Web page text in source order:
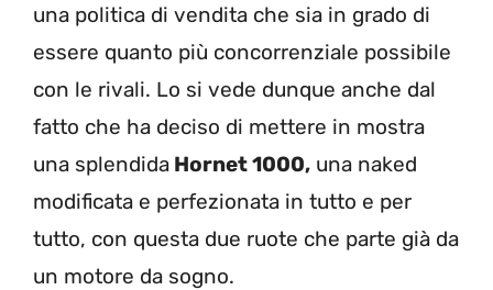
una politica di vendita che sia in grado di
essere quanto più concorrenziale possibile
con le rivali. Lo si vede dunque anche dal
fatto che ha deciso di mettere in mostra
una splendida Hornet 1000, una naked
modificata e perfezionata in tutto e per
tutto, con questa due ruote che parte già da
un motore da sogno.